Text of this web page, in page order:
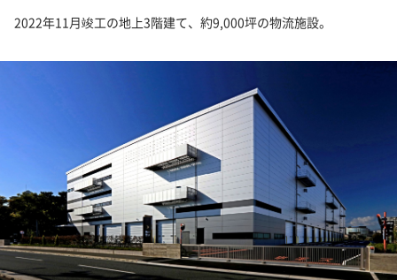
2022年11月竣工の地上3階建て、約9,000坪の物流施設。